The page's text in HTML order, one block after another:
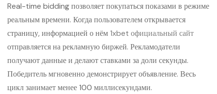
Real-time bidding позволяет покупаться показами в режиме
реальным времени. Когда пользователем открывается
страницу, информацией о нём1xbet официальный сайт
отправляется на рекламную биржей. Рекламодатели
получают данные и делают ставками за доли секунды.
Победитель мгновенно демонстрирует объявление. Весь
цикл занимает менее 100 миллисекундами.